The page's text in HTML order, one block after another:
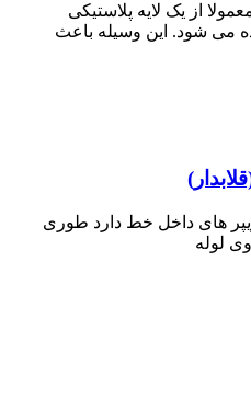
از یک لایه پلاستیکی
می شود. این وسیله باعث
های داخل خط دارد طوری
لوله